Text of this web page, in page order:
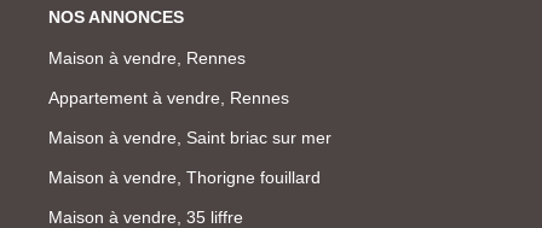
NOS ANNONCES
Maison à vendre, Rennes
Appartement à vendre, Rennes
Maison à vendre, Saint briac sur mer
Maison à vendre, Thorigne fouillard
Maison à vendre, 35 liffre